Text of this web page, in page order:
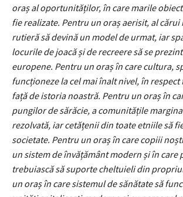
oraș al oportunităților, în care marile
fie realizate. Pentru un oraș aerisit, al
rutieră să devină un model de urmat, iar
locurile de joacă și de recreere să se
europene. Pentru un oraș în care cultura,
funcționeze la cel mai înalt nivel, în respect
față de istoria noastră. Pentru un oraș în
pungilor de sărăcie, a comunitățile
rezolvată, iar cetățenii din toate etniile să
societate. Pentru un oraș în care copiii
un sistem de învățământ modern și în care
trebuiască să suporte cheltuieli din
un oraș în care sistemul de sănătate să